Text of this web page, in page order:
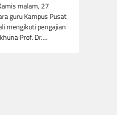
malam, 27
guru Kampus Pusat
mengikuti pengajian
Prof. Dr.…